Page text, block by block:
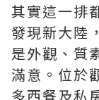
其實這一排
發現新大陸
是外觀、質
滿意。位於
多西餐及私